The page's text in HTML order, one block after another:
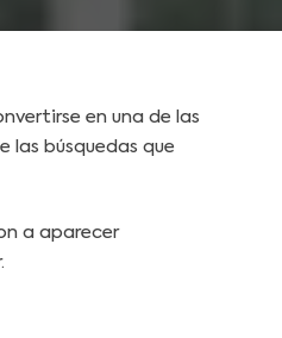
en una de las
las búsquedas que
a aparecer